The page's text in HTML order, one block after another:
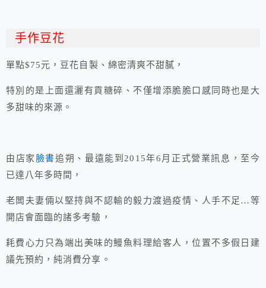
手作豆花
單點$75元，豆花自製、綿密清爽不甜膩，
特別的是上面還灑有貢糖碎、不僅增添脆脆口感同時也是大
多甜味的來源。
由店家 臉書追朔、最遠能到2015年6月正式營業訊息，至今
已達八年多時間，
老闆夫妻倆以堅持與不認輸的毅力渡過疫情、人手不足…等
開店會面臨的諸多考驗，
耗費心力只為端出美味的鰻魚料理給客人，位置不多假日建
議先預約，純消費分享。